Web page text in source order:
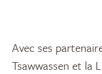
Avec ses
Tsawwassen et la